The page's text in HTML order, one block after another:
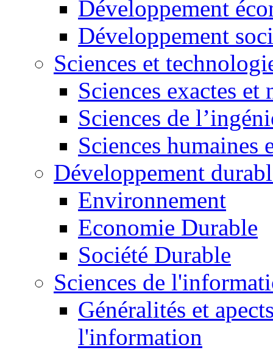
Développement
Développement
Sciences et
Sciences exactes et
Sciences de
Sciences humaines
Développement
Environnement
Economie Durable
Société Durable
Sciences de
Généralités et
l'information